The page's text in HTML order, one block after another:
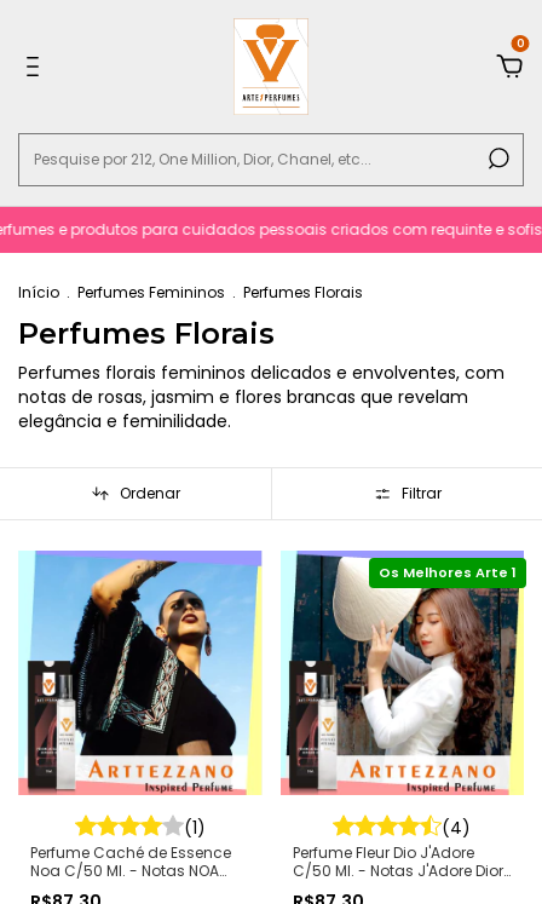
0
produtos para cuidados pessoais criados com requinte e sofisticacão.
Início . Perfumes Femininos . Perfumes Florais
Perfumes Florais
Perfumes florais femininos delicados e envolventes, com
notas de rosas, jasmim e flores brancas que revelam
elegância e feminilidade.
Ordenar Filtrar
(1)
Perfume Caché de Essence
Noa C/50 Ml. - Notas NOA
(4)
Perfume Fleur Dio J'Adore
C/50 Ml. - Notas J'Adore Dior